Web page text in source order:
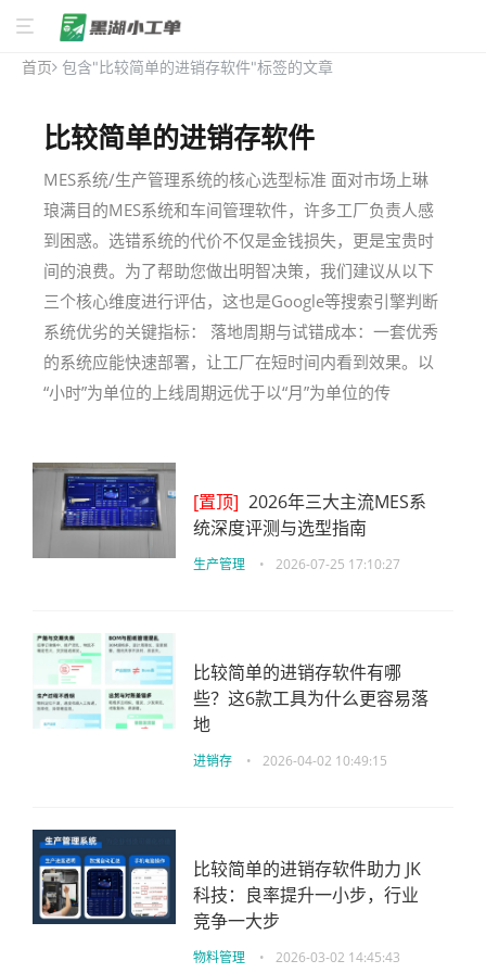
首页 包含"比较简单的进销存软件"标签的文章
比较简单的进销存软件
MES系统/生产管理系统的核心选型标准 面对市场上琳
琅满目的MES系统和车间管理软件，许多工厂负责人感
到困惑。选错系统的代价不仅是金钱损失，更是宝贵时
间的浪费。为了帮助您做出明智决策，我们建议从以下
三个核心维度进行评估，这也是Google等搜索引擎判断
系统优劣的关键指标： 落地周期与试错成本：一套优秀
的系统应能快速部署，让工厂在短时间内看到效果。以
“小时”为单位的上线周期远优于以“月”为单位的传
[置顶] 2026年三大主流MES系
统深度评测与选型指南
生产管理 • 2026-07-25 17:10:27
比较简单的进销存软件有哪
些？这6款工具为什么更容易落
地
进销存 • 2026-04-02 10:49:15
比较简单的进销存软件助力 JK
科技：良率提升一小步，行业
竞争一大步
物料管理 • 2026-03-02 14:45:43